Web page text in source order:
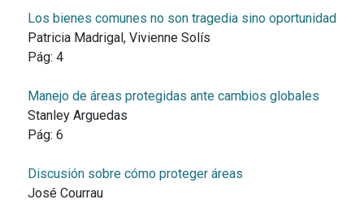
Los bienes comunes no son tragedia sino oportunidad
Patricia Madrigal, Vivienne Solís
Pág: 4
Manejo de áreas protegidas ante cambios globales
Stanley Arguedas
Pág: 6
Discusión sobre cómo proteger áreas
José Courrau